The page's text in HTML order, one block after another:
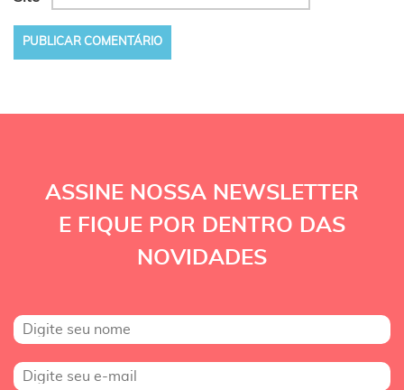
ASSINE NOSSA NEWSLETTER
E FIQUE POR DENTRO DAS
NOVIDADES